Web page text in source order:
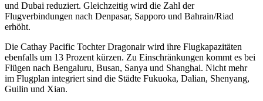
und Dubai reduziert. Gleichzeitig wird die Zahl der
Flugverbindungen nach Denpasar, Sapporo und Bahrain/Riad
erhöht.
Die Cathay Pacific Tochter Dragonair wird ihre Flugkapazitäten
ebenfalls um 13 Prozent kürzen. Zu Einschränkungen kommt es bei
Flügen nach Bengaluru, Busan, Sanya und Shanghai. Nicht mehr
im Flugplan integriert sind die Städte Fukuoka, Dalian, Shenyang,
Guilin und Xian.